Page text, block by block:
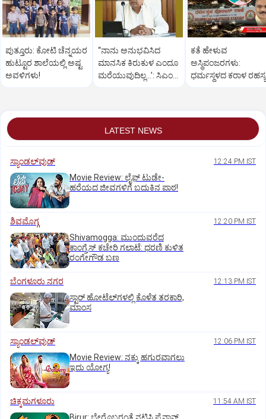
ಪುತ್ತೂರು: ಕೋಟಿ ಚೆನ್ನಯರ
ಹುಟ್ಟೂರ ಶಾಲೆಯಲ್ಲಿ ಅಷ್ಟ
ಅವಳಿಗಳು!
“ನಾನು ಅನುಭವಿಸಿದ
ಮಾನಸಿಕ ಕಿರುಕುಳ ಎಂದೂ
ಮರೆಯುವುದಿಲ್ಲ…’: ಸಿಎಂ
ಕತೆ ಹೇಳುವ
ಅಸ್ಥಿಪಂಜರಗಳು:
ಧರ್ಮಸ್ಥಳದ‌ ಕರಾಳ ರಹಸ್ಯ
LATEST NEWS
ಸ್ಯಾಂಡಲ್‌ವುಡ್‌ 12:24 PM IST
Movie Review: ಲೈಫ್‌ ಟುಡೇ-
ಹರೆಯದ ಜೀವಗಳಿಗೆ ಬದುಕಿನ ಪಾಠ!
ಶಿವಮೊಗ್ಗ 12:20 PM IST
Shivamogga: ಮುಂದುವರೆದ
ಕಾಂಗ್ರೆಸ್ ಕಚೇರಿ ಗಲಾಟೆ: ಧರಣಿ ಕುಳಿತ
ರಂಗೇಗೌಡ ಬಣ
ಬೆಂಗಳೂರು ನಗರ 12:13 PM IST
ಸ್ಟಾರ್‌ ಹೋಟೆಲ್‌ಗ‌ಳಲ್ಲಿ ಕೊಳೆತ ತರಕಾರಿ,
ಮಾಂಸ
ಸ್ಯಾಂಡಲ್‌ವುಡ್‌ 12:06 PM IST
Movie Review: ನಕ್ಕು ಹಗುರವಾಗಲು
ಇದು ಯೋಗ್ಯ!
ಚಿಕ್ಕಮಗಳೂರು 11:54 AM IST